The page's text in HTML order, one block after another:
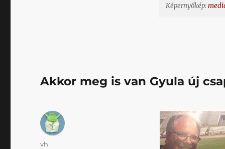
Képernyőkép:
bejegyzéshez
Akkor meg is van Gyula új
Szerző
vh